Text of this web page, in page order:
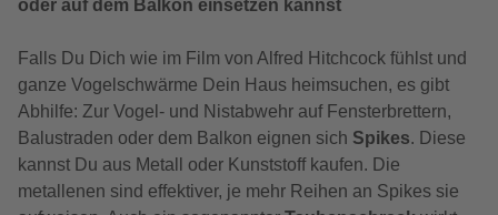
oder auf dem Balkon einsetzen kannst
Falls Du Dich wie im Film von Alfred Hitchcock fühlst und
ganze Vogelschwärme Dein Haus heimsuchen, es gibt
Abhilfe: Zur Vogel- und Nistabwehr auf Fensterbrettern,
Balustraden oder dem Balkon eignen sich Spikes. Diese
kannst Du aus Metall oder Kunststoff kaufen. Die
metallenen sind effektiver, je mehr Reihen an Spikes sie